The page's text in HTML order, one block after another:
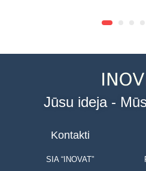
Jūsu ideja -
Kontakti
SIA “INOVAT”